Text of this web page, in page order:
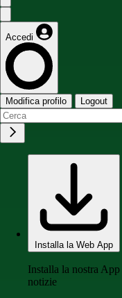
Accedi
Modifica profilo Logout
Installa la Web App
Installa la nostra
notizie